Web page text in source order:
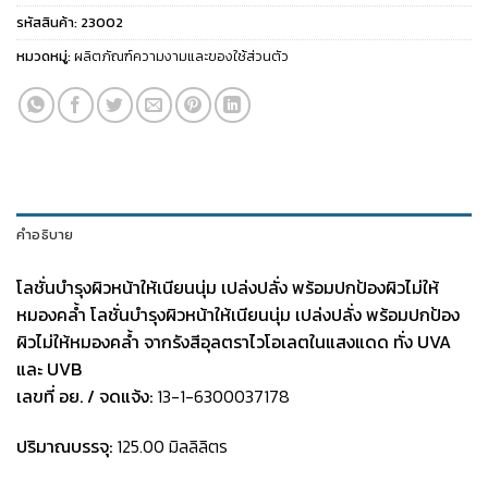
รหัสสินค้า: 23002
หมวดหมู่:ผลิตภัณฑ์ความงามและของใช้ส่วนตัว
คำอธิบาย
โลชั่นบำรุงผิวหน้าให้เนียนนุ่ม เปล่งปลั่ง พร้อมปกป้องผิวไม่ให้
หมองคลํ้า โลชั่นบำรุงผิวหน้าให้เนียนนุ่ม เปล่งปลั่ง พร้อมปกป้อง
ผิวไม่ให้หมองคลํ้า จากรังสีอุลตราไวโอเลตในแสงแดด ทั่ง UVA
และ UVB
เลขที่ อย. / จดแจ้ง: 13-1-6300037178
ปริมาณบรรจุ: 125.00 มิลลิลิตร